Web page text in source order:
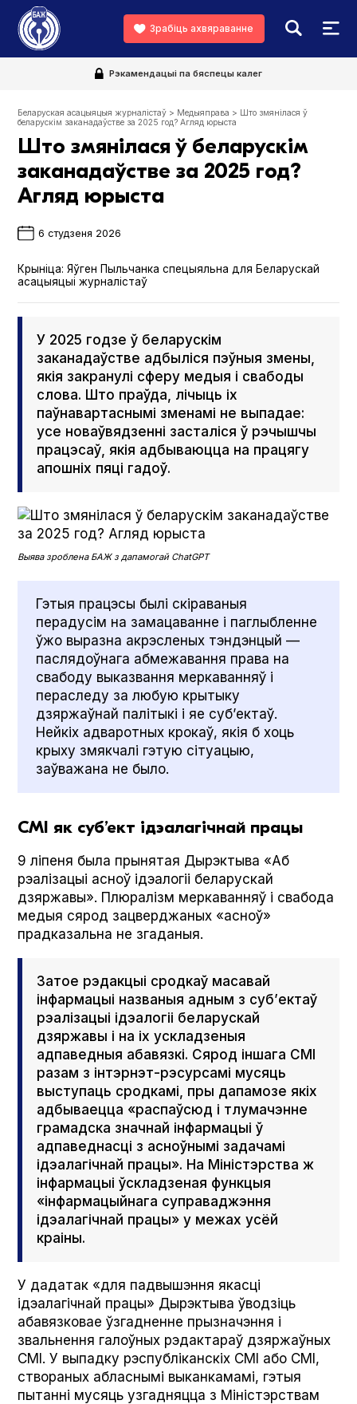
Зрабіць ахвяраванне
Рэкамендацыі па бяспецы калег
Беларуская асацыяцыя журналістаў > Медыяправа > Што змянілася ў
беларускім заканадаўстве за 2025 год? Агляд юрыста
Што змянілася ў беларускім
заканадаўстве за 2025 год?
Агляд юрыста
6 студзеня 2026
Крыніца: Яўген Пыльчанка спецыяльна для Беларускай
асацыяцыі журналістаў
У 2025 годзе ў беларускім
заканадаўстве адбыліся пэўныя змены,
якія закранулі сферу медыя і свабоды
слова. Што праўда, лічыць іх
паўнавартаснымі зменамі не выпадае:
усе новаўвядзенні засталіся ў рэчышчы
працэсаў, якія адбываюцца на працягу
апошніх пяці гадоў.
Выява зроблена БАЖ з дапамогай Chat­G­PT
Гэтыя працэсы былі скіраваныя
перадусім на замацаванне і паглыбленне
ўжо выразна акрэсленых тэндэнцый —
паслядоўнага абмежавання права на
свабоду выказвання меркаванняў і
пераследу за любую крытыку
дзяржаўнай палітыкі і яе суб’ектаў.
Нейкіх адваротных крокаў, якія б хоць
крыху змякчалі гэтую сітуацыю,
заўважана не было.
СМІ як суб’ект ідэалагічнай працы
9 ліпеня была прынятая Дырэктыва «Аб
рэалізацыі асноў ідэалогіі беларускай
дзяржавы». Плюралізм меркаванняў і свабода
медыя сярод зацверджаных «асноў»
прадказальна не згаданыя.
Затое рэдакцыі сродкаў масавай
інфармацыі названыя адным з суб’ектаў
рэалізацыі ідэалогіі беларускай
дзяржавы і на іх ускладзеныя
адпаведныя абавязкі. Сярод іншага СМІ
разам з інтэрнэт-рэсурсамі мусяць
выступаць сродкамі, пры дапамозе якіх
адбываецца «распаўсюд і тлумачэнне
грамадска значнай інфармацыі ў
адпаведнасці з асноўнымі задачамі
ідэалагічнай працы». На Міністэрства ж
інфармацыі ўскладзеная функцыя
«інфармацыйнага суправаджэння
ідэалагічнай працы» у межах усёй
краіны.
У дадатак «для падвышэння якасці
ідэалагічнай працы» Дырэктыва ўводзіць
абавязковае ўзгадненне прызначэння і
звальнення галоўных рэдактараў дзяржаўных
СМІ. У выпадку рэспубліканскіх СМІ або СМІ,
створаных абласнымі выканкамамі, гэтыя
пытанні мусяць узгадняцца з Міністэрствам